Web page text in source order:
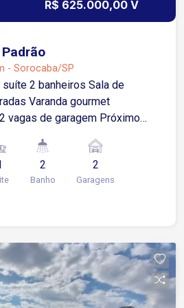
R$ 625.000,00 V
- Sorocaba/SP
2 banheiros Sala de
Varanda gourmet
de garagem Próximo
e escolas da região
minutos da Rodovia Raposo
serviços Condomínio
Piscina Academia Salão
Será concluído a
dormitórios, a pintura e os
2
Banho
2
Garagens